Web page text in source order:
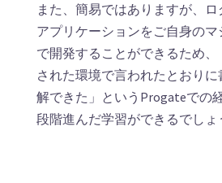
また、簡易ではありますが、
アプリケーションをご自身の
で開発することができるため
された環境で言われたとおり
解できた」というProgateでの
段階進んだ学習ができるでしょ